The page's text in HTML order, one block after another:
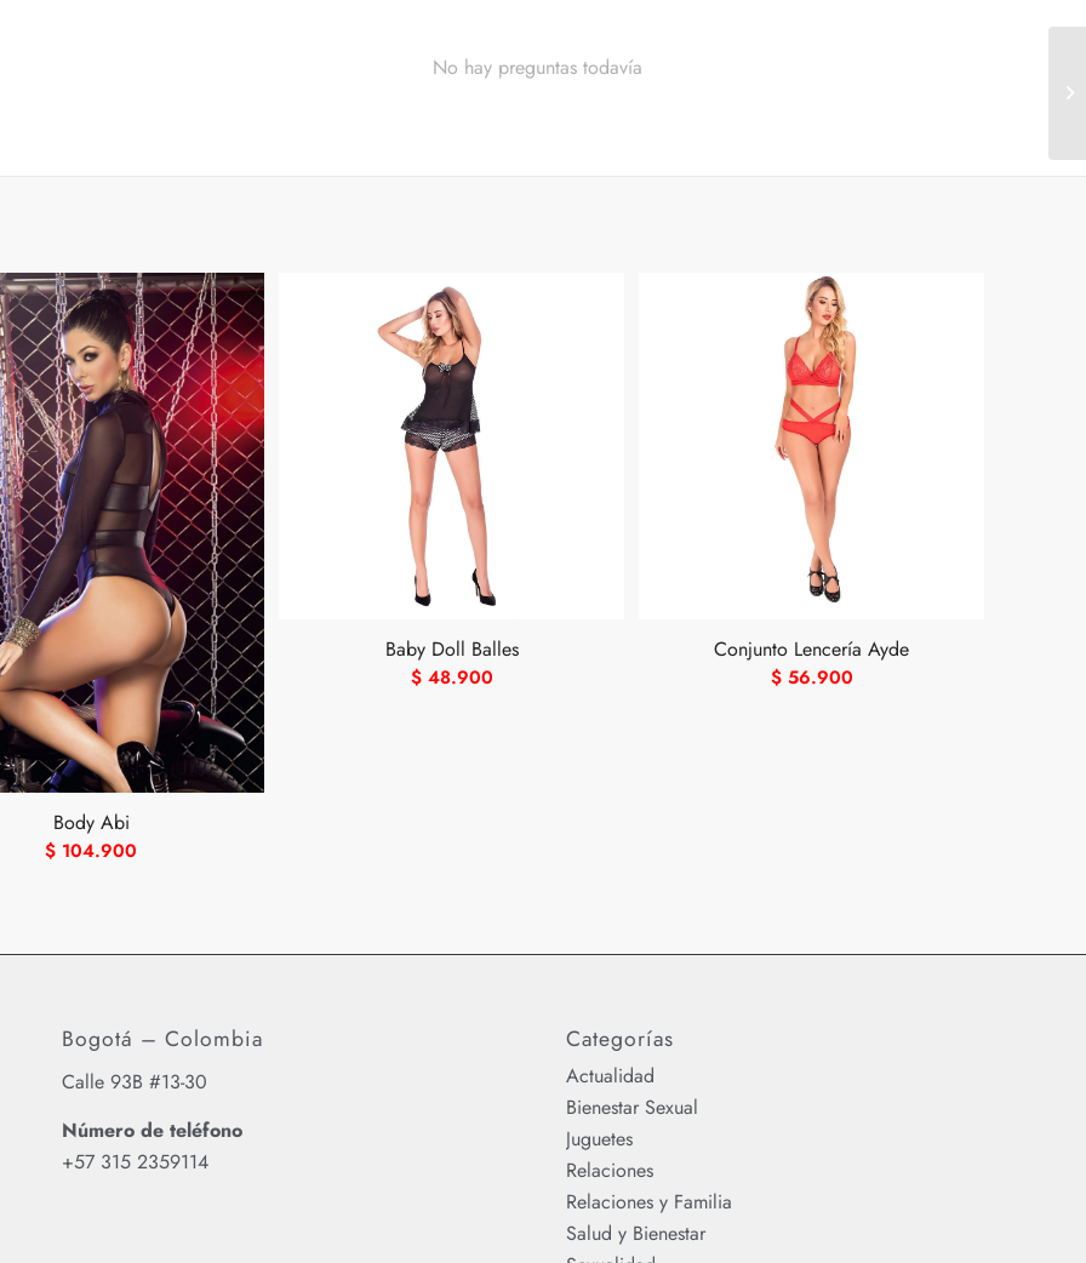
No hay preguntas todavía
Body Abi
$ 104.900
Baby Doll Balles
$48.900
Conjunto Lencería Ayde
$56.900
Bogotá – Colombia
Calle 93B #13-30
Número de teléfono
‪+57 315 2359114‬
Categorías
Actualidad
Bienestar Sexual
Juguetes
Relaciones
Relaciones y Familia
Salud y Bienestar